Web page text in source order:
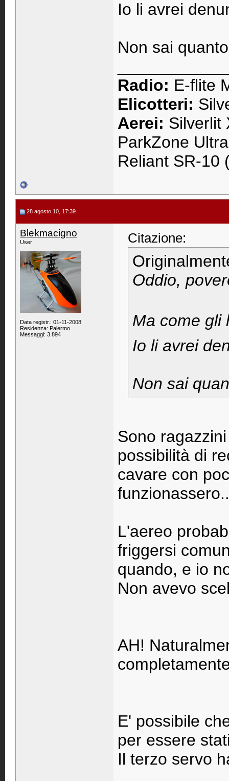
Io li avrei
Non sai
Radio: E-flite
Elicotteri:
Aerei: Silverlit
ParkZone
Reliant SR-10
28 agosto 10, 17:39
Blekmacigno
User
Data registr.: 01-11-2008
Residenza: Palermo
Messaggi: 3.894
Citazione:
Oddio,
Ma come gli
Io li avrei
Non sai
Sono
possibilità di
cavare con
L'aereo
friggersi
quando, e io
Non avevo
AH!
E' possibile
per essere
Il terzo servo